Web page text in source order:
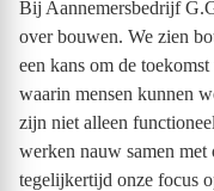
Bij Aannemersbedrijf
over bouwen. We zien
een kans om de
waarin mensen kunnen
zijn niet alleen
werken nauw samen met
tegelijkertijd onze focus